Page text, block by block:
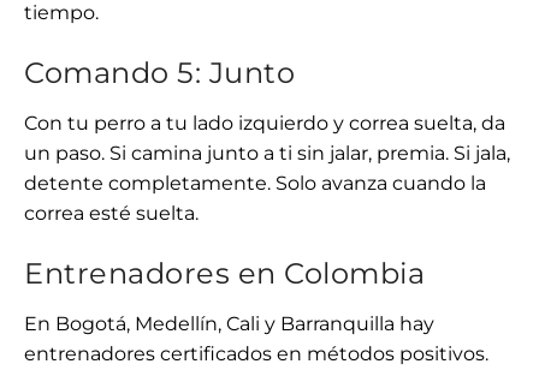
tiempo.
Comando 5: Junto
Con tu perro a tu lado izquierdo y correa suelta, da
un paso. Si camina junto a ti sin jalar, premia. Si jala,
detente completamente. Solo avanza cuando la
correa esté suelta.
Entrenadores en Colombia
En Bogotá, Medellín, Cali y Barranquilla hay
entrenadores certificados en métodos positivos.